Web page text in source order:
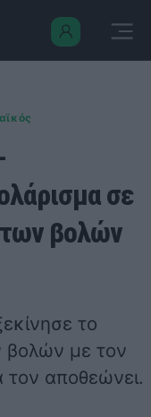
σε
βολών
το
βολών με τον
αποθεώνει.